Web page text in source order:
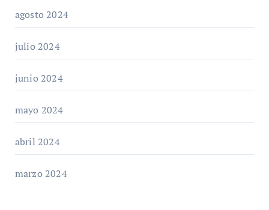
agosto 2024
julio 2024
junio 2024
mayo 2024
abril 2024
marzo 2024